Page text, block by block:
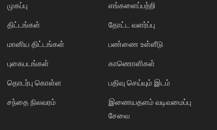
முகப்பு எங்களைப்பற்றி
திட்டங்கள் தோட்ட வளர்ப்பு
மானிய திட்டங்கள் பண்ணை உள்ளீடு
புகைபடங்கள் காணொளிகள்
தொடர்பு கொள்ள பதிவு செய்யும் இடம்
சந்தை நிலவரம்
இணையதளம் வடிவமைப்பு
சேவை